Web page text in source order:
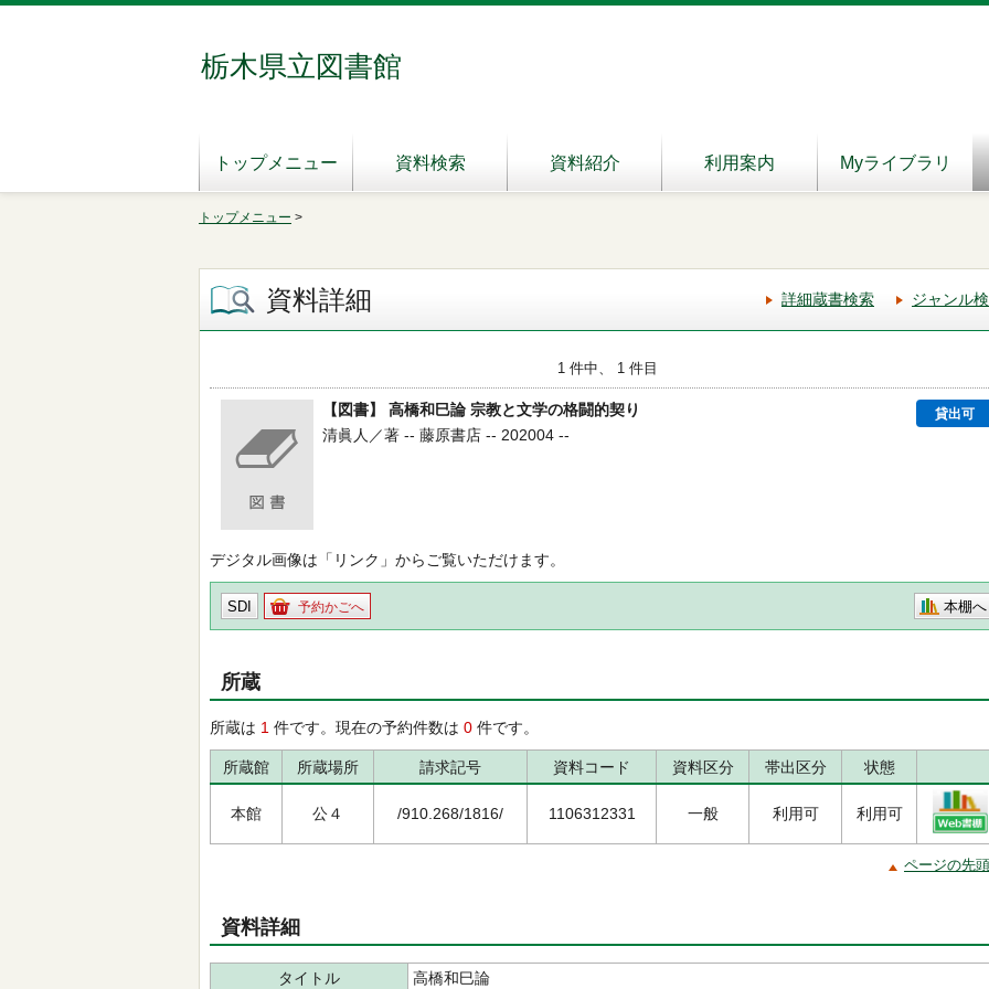
栃木県立図書館
トップメニュー 資料検索 資料紹介 利用案内 Myライブラリ
トップメニュー >
資料詳細 詳細蔵書検索 ジャンル
1 件中、 1 件目
【図書】 高橋和巳論 宗教と文学の格闘的契り 貸出可
清眞人／著 -- 藤原書店 -- 202004 --
デジタル画像は「リンク」からご覧いただけます。
SDI 予約かごへ 本棚へ
所蔵
所蔵は 1 件です。現在の予約件数は 0 件です。
所蔵館 所蔵場所 請求記号 資料コード 資料区分 帯出区分 状態
本館 公４ /910.268/1816/ 1106312331 一般 利用可 利用可
ページの先
資料詳細
タイトル 高橋和巳論